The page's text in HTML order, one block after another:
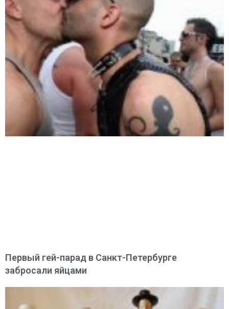
Первый гей-парад в Санкт-Петербурге
забросали яйцами